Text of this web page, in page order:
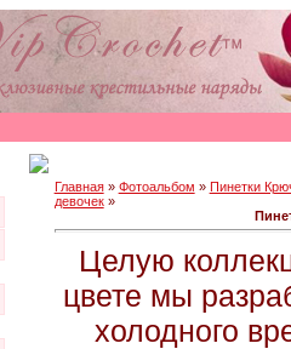
Главная» Фотоальбом » Пинетки
девочек»
Целую
цвете мы
холодного